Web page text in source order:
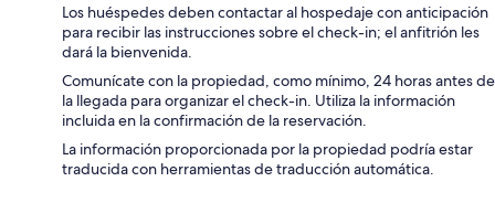
Los huéspedes deben contactar al hospedaje con anticipación
para recibir las instrucciones sobre el check-in; el anfitrión les
dará la bienvenida.
Comunícate con la propiedad, como mínimo, 24 horas antes de
la llegada para organizar el check-in. Utiliza la información
incluida en la confirmación de la reservación.
La información proporcionada por la propiedad podría estar
traducida con herramientas de traducción automática.